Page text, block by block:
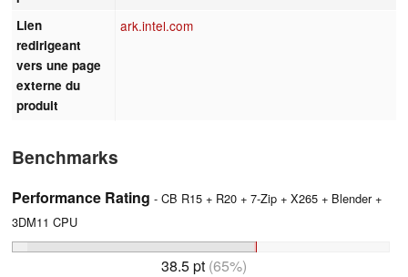
Lien
redirigeant
vers une page
externe du
produit
ark.intel.com
Benchmarks
Performance Rating - CB R15 + R20 + 7-Zip + X265 + Blender +
3DM11 CPU
38.5 pt (65%)